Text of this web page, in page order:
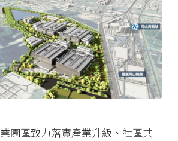
園區致力落實產業升級、社區共